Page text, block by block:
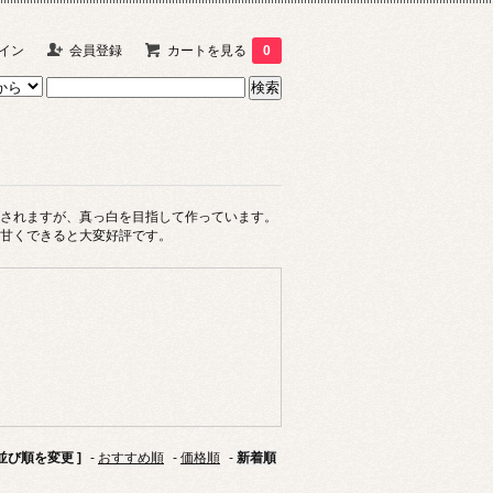
ン 会員登録 カートを見る 0
ますが、真っ白を目指して作っています。
くできると大変好評です。
び順を変更 ] - おすすめ順 - 価格順 - 新着順